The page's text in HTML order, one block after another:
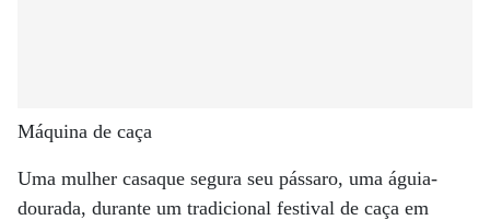
Máquina de caça
Uma mulher casaque segura seu pássaro, uma águia-
dourada, durante um tradicional festival de caça em